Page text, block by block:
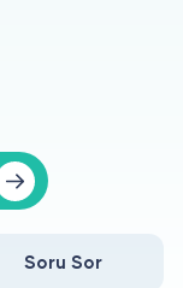
Soru Sor